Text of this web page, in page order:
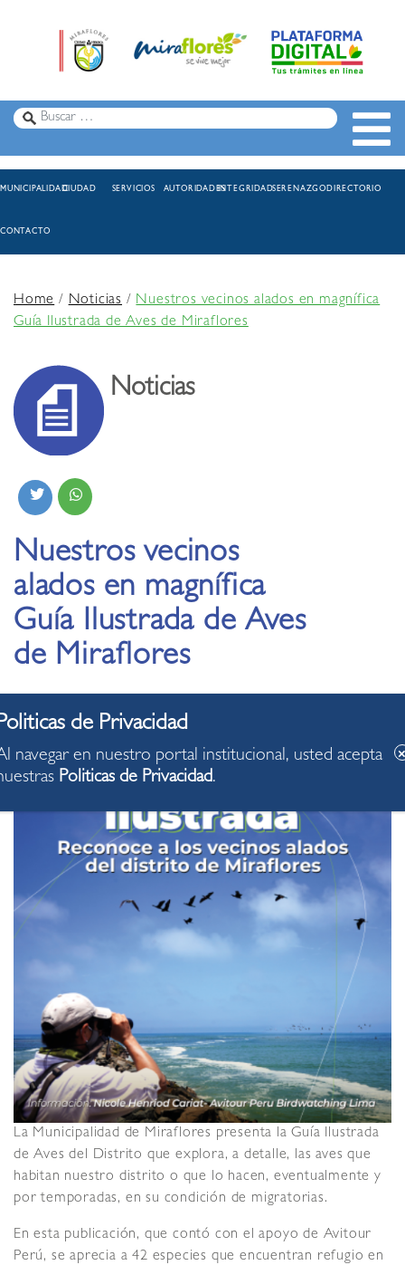
MUNICIPALIDADCIUDAD SERVICIOS AUTORIDADESINTEGRIDADSERENAZGODIRECTORIO
CONTACTO
Home/Noticias /Nuestros vecinos alados en magnífica
Guía Ilustrada de Aves de Miraflores
Noticias
Nuestros vecinos
alados en magnífica
Guía Ilustrada de Aves
de Miraflores
06.04.2022
La Municipalidad de Miraflores presenta la Guía Ilustrada
de Aves del Distrito que explora, a detalle, las aves que
habitan nuestro distrito o que lo hacen, eventualmente y
por temporadas, en su condición de migratorias.
En esta publicación, que contó con el apoyo de Avitour
Perú, se aprecia a 42 especies que encuentran refugio en
navegar en nuestro portal institucional, usted acepta
Politicas de Privacidad.